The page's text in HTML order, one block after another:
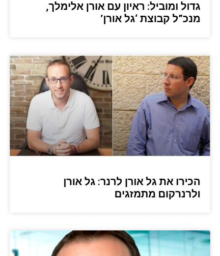
גדול ומוביל: ראיון עם אורן אלימלך,
מנכ”ל קבוצת ‘גל אורן’
הכירו את גל אורן לרנר: גל אורן
ולרנרקום מתמזגים